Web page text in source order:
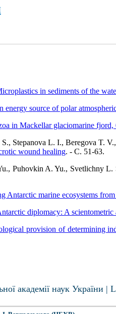
in sediments of the
energy source of polar
in Mackellar glaciomarine fjord,
Stepanova L. I., Beregova T.
wound healing. - C. 51-63.
Puhovkin A. Yu., Svetlichny
Antarctic marine ecosystems
diplomacy: A
provision of determining
академії наук України